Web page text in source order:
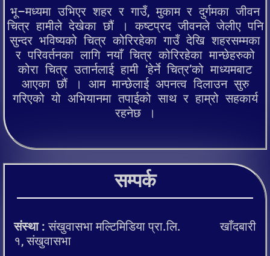
भू–मध्यमा उभिएर शहर र गाउँ, मुकाम र दुर्गमका जीवन
चित्र हामीले देखेका छौं । कष्टप्रद जीवनले जेलीए पनि
सुन्दर भविष्यको चित्र कोरिरहेका गाउँ देखि शहरसम्मका
र परिवर्तनका लागि नयाँ चित्र कोरिरहेका मान्छेहरुको
कोरा चित्र उतार्नलाई हामी ‘हेर्ने चित्र’को माध्यमबाट
आएका छौं । आम मान्छेलाई अपनत्व दिलाउन सुरु
गरिएको यो अभियानमा तपाईको साथ र हाम्रो सहकार्य
रहनेछ ।
सम्पर्क
संस्था : संखुवासभा मल्टिमिडिया प्रा.लि. खाँदबारी
१, संखुवासभा